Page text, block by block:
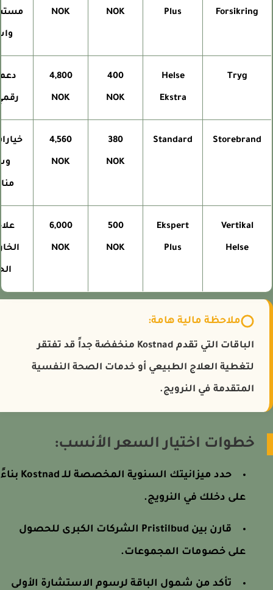
Forsikring
Plus
NOK
NOK
Tryg
Helse
Ekstra
400
NOK
4,800
NOK
دعم
رقمي 24/7
Storebrand
Standard
380
NOK
4,560
NOK
خيارات
Vertikal
Helse
Ekspert
Plus
500
NOK
6,000
NOK
علاج
ملاحظة مالية هامة:
الباقات التي تقدم Kostnad منخفضة جداً قد تفتقر
لتغطية العلاج الطبيعي أو خدمات الصحة النفسية
المتقدمة في النرويج.
خطوات اختيار السعر الأنسب:
حدد ميزانيتك السنوية المخصصة للـ Kostnad بناءً
على دخلك في النرويج.
قارن بين Pristilbud الشركات الكبرى للحصول
على خصومات المجموعات.
تأكد من شمول الباقة لرسوم الاستشارة الأولى